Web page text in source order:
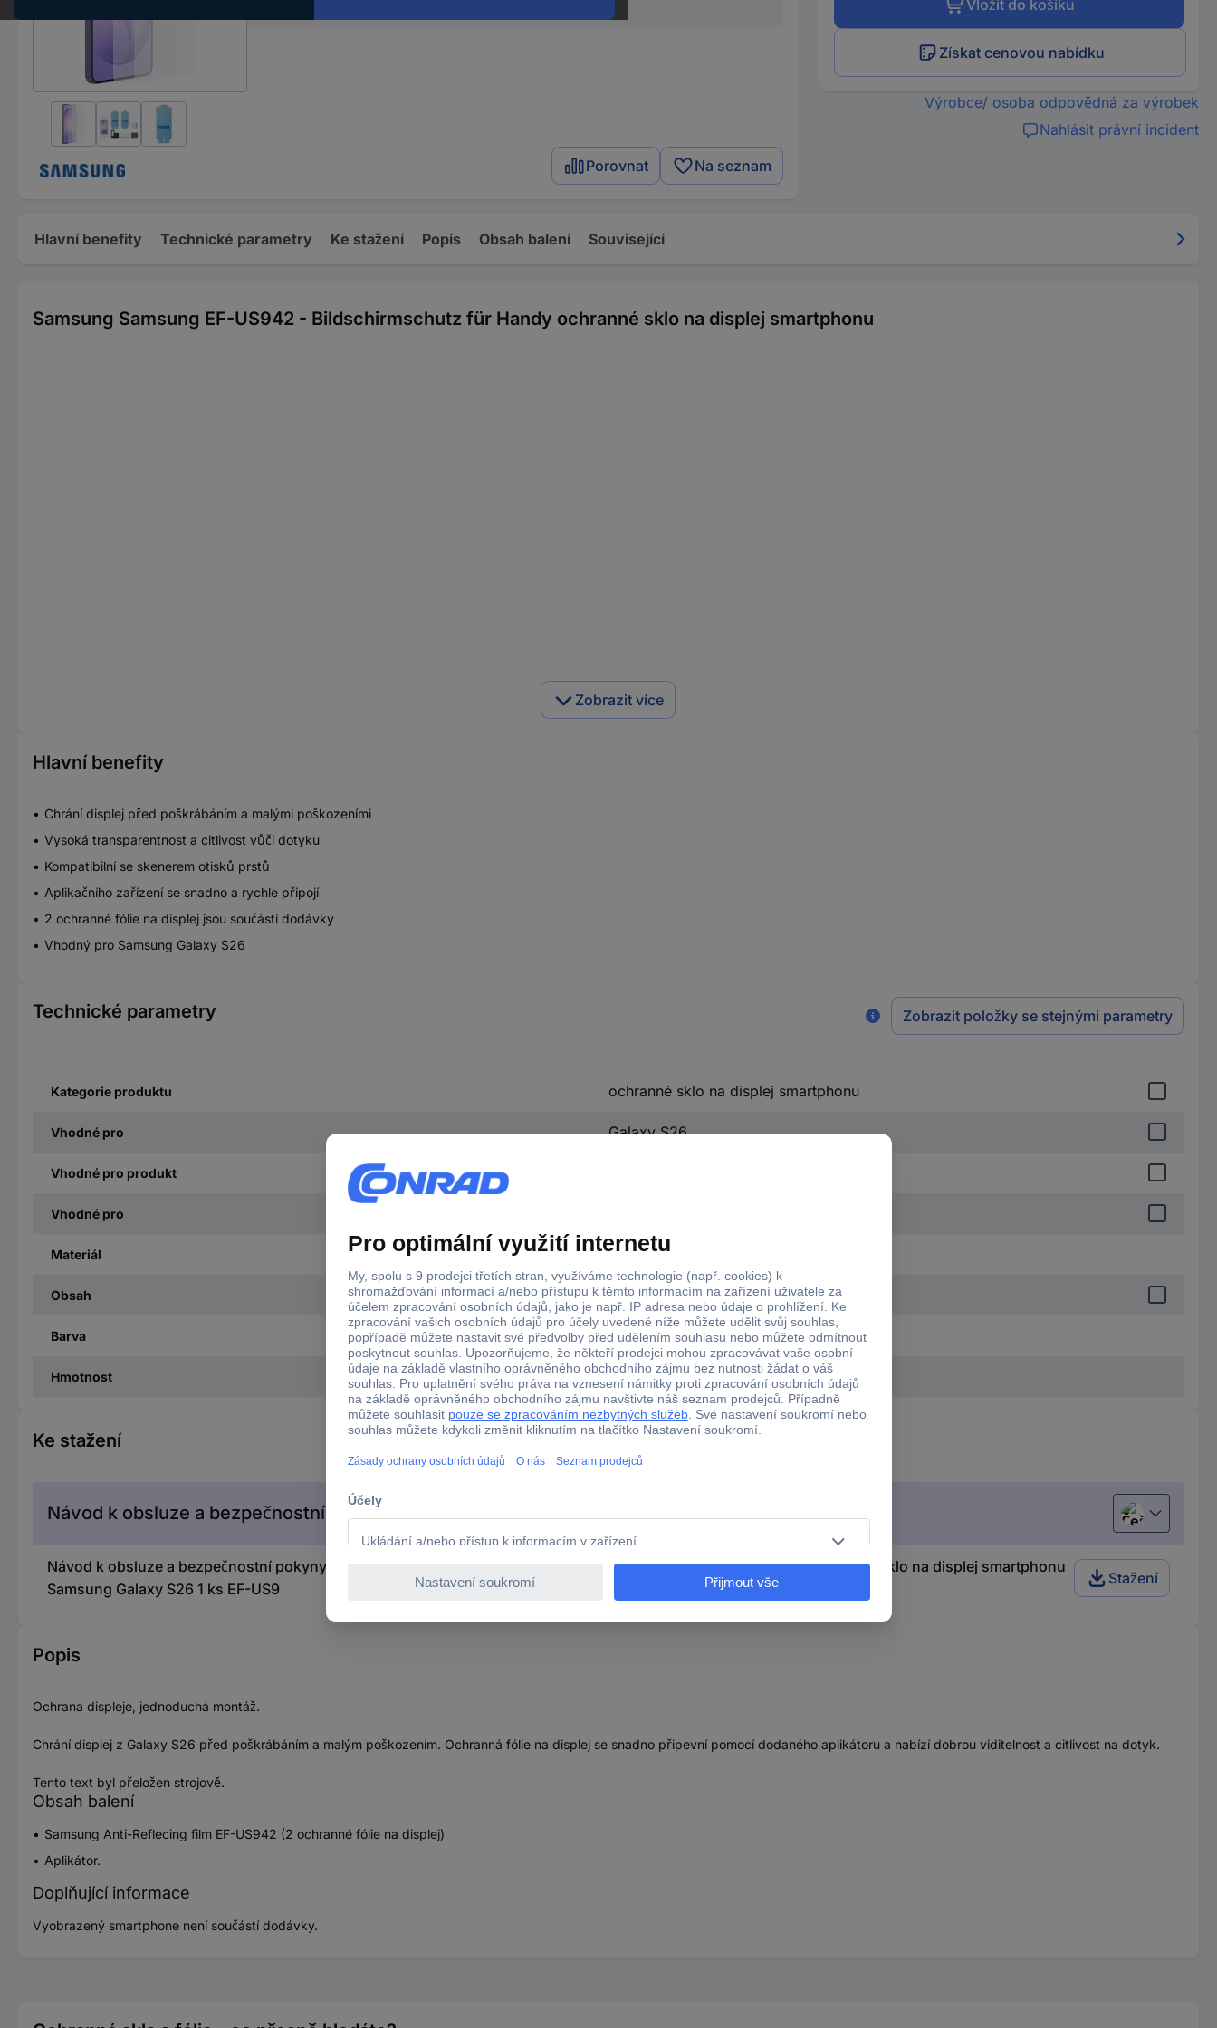
Porovnat Na seznam
Vložit do košíku
Získat cenovou nabídku
Výrobce/ osoba odpovědná za výrobek
Nahlásit právní incident
Hlavní benefity Technické parametry Ke stažení Popis Obsah balení Související
Samsung Samsung EF-US942 - Bildschirmschutz für Handy ochranné sklo na displej smartphonu
Zobrazit více
Hlavní benefity
Chrání displej před poškrábáním a malými poškozeními
Vysoká transparentnost a citlivost vůči dotyku
Kompatibilní se skenerem otisků prstů
Aplikačního zařízení se snadno a rychle připojí
2 ochranné fólie na displej jsou součástí dodávky
Vhodný pro Samsung Galaxy S26
Technické parametry Zobrazit položky se stejnými parametry
Kategorie produktu ochranné sklo na displej smartphonu
Vhodné pro Galaxy S26
Vhodné pro produkt
Vhodné pro
Materiál Plast
Obsah 1 ks
Barva transparentní
Hmotnost 0.10
Ke stažení
Návod k obsluze a bezpečnostní pokyny Čeština
Návod k obsluze a bezpečnostní pokyny 3731761 Samsung Samsung EF-US942 - Bildschirmschutz für Handy ochranné sklo na displej smartphonu
Samsung Galaxy S26 1 ks EF-US9
Stažení
Popis
Ochrana displeje, jednoduchá montáž.
Chrání displej z Galaxy S26 před poškrábáním a malým poškozením. Ochranná fólie na displej se snadno připevní pomocí dodaného aplikátoru a nabízí dobrou viditelnost a citlivost na dotyk.
Tento text byl přeložen strojově.
Obsah balení
Samsung Anti-Reflecing film EF-US942 (2 ochranné fólie na displej)
Aplikátor.
Doplňující informace
Vyobrazený smartphone není součástí dodávky.